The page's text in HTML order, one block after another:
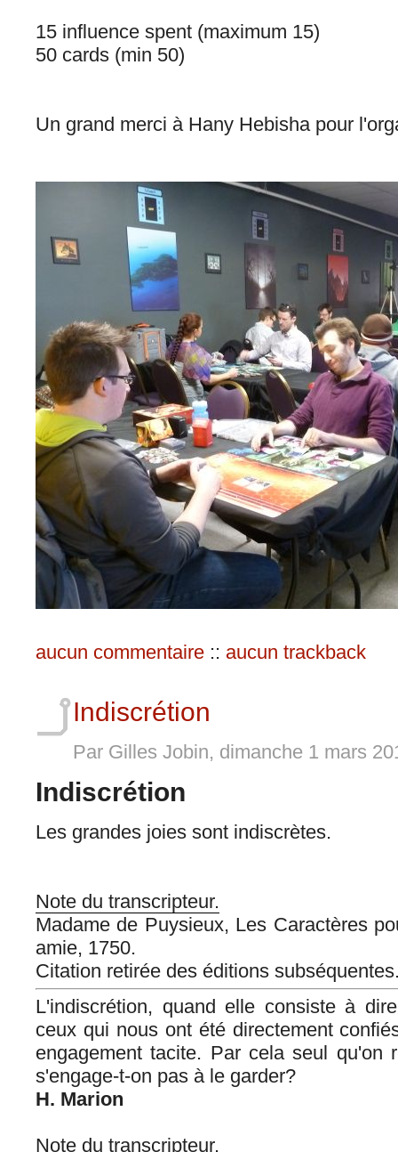
15 influence spent (maximum 15)
50 cards (min 50)
Un grand merci à Hany Hebisha pour
aucun commentaire :: aucun trackback
Indiscrétion
Par Gilles Jobin, dimanche 1 mars
Indiscrétion
Les grandes joies sont indiscrètes.
Note du transcripteur.
Madame de Puysieux, Les Caractères
amie, 1750.
Citation retirée des éditions
L'indiscrétion, quand elle consiste à
ceux qui nous ont été directement
engagement tacite. Par cela seul qu'on
s'engage-t-on pas à le garder?
H. Marion
Note du transcripteur.